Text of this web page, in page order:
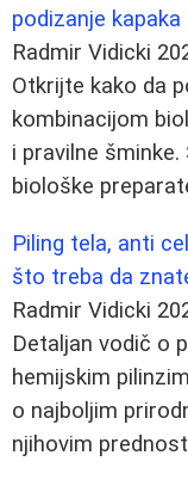
podizanje
Radmir Vidicki
Otkrijte kako da
kombinacijom
i pravilne
biološke
Piling tela, anti
što treba da
Radmir Vidicki
Detaljan vodič o
hemijskim
o najboljim
njihovim